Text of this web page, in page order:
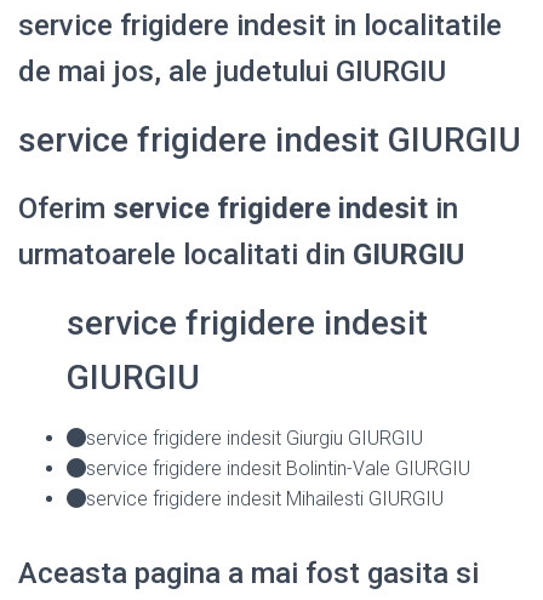
service frigidere indesit in localitatile
de mai jos, ale judetului GIURGIU
service frigidere indesit GIURGIU
Oferim service frigidere indesit in
urmatoarele localitati din GIURGIU
service frigidere indesit
GIURGIU
service frigidere indesit Giurgiu GIURGIU
service frigidere indesit Bolintin-Vale GIURGIU
service frigidere indesit Mihailesti GIURGIU
Aceasta pagina a mai fost gasita si